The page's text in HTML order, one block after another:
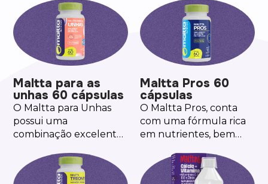
combinação de
vitaminas e minerais
essenciais para
contribuir no bem-
estar diário.
combinação de
vitaminas e minerais
essenciais
paracontribuir no bem-
estar diário da melhor
na manutenção de
ossos, no
funcionamento do
sistema imune e é um
antioxidante que auxilia
na proteção dos danos
causados pelos radicais
livres. O Manganês, que
Maltta para as
unhas 60 cápsulas
O Maltta para Unhas
possui uma
combinação excelente
B5, B12, Ferro e o Zinco
que auxilia na
Maltta Pros 60
cápsulas
O Maltta Pros, conta
com uma fórmula rica
em nutrientes, bem
principalmente para os
homens.